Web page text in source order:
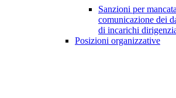
Sanzioni per
comunicazione dei
di incarichi
Posizioni organizzative